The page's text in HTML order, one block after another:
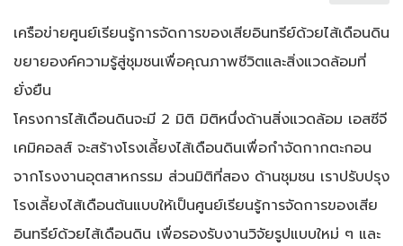
เครือข่ายศูนย์เรียนรู้การจัดการของเสียอินทรีย์ด้วยไส้เดือนดิน
ขยายองค์ความรู้สู่ชุมชนเพื่อคุณภาพชีวิตและสิ่งแวดล้อมที่
ยั่งยืน
โครงการไส้เดือนดินจะมี 2 มิติ มิติหนึ่งด้านสิ่งแวดล้อม เอสซีจี
เคมิคอลส์ จะสร้างโรงเลี้ยงไส้เดือนดินเพื่อกำจัดกากตะกอน
จากโรงงานอุตสาหกรรม ส่วนมิติที่สอง ด้านชุมชน เราปรับปรุง
โรงเลี้ยงไส้เดือนต้นแบบให้เป็นศูนย์เรียนรู้การจัดการของเสีย
อินทรีย์ด้วยไส้เดือนดิน เพื่อรองรับงานวิจัยรูปแบบใหม่ ๆ และ